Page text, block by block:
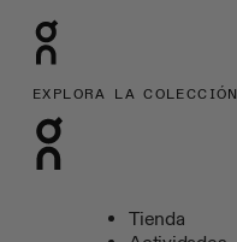
EXPLORA LA COLECCIÓN
Tienda